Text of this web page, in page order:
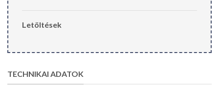
Letöltések
TECHNIKAI ADATOK